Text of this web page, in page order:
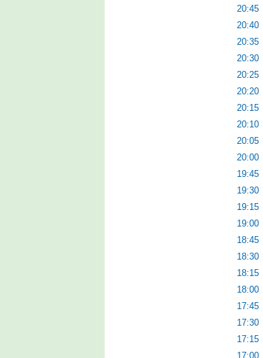
20:45
20:40
20:35
20:30
20:25
20:20
20:15
20:10
20:05
20:00
19:45
19:30
19:15
19:00
18:45
18:30
18:15
18:00
17:45
17:30
17:15
17:00